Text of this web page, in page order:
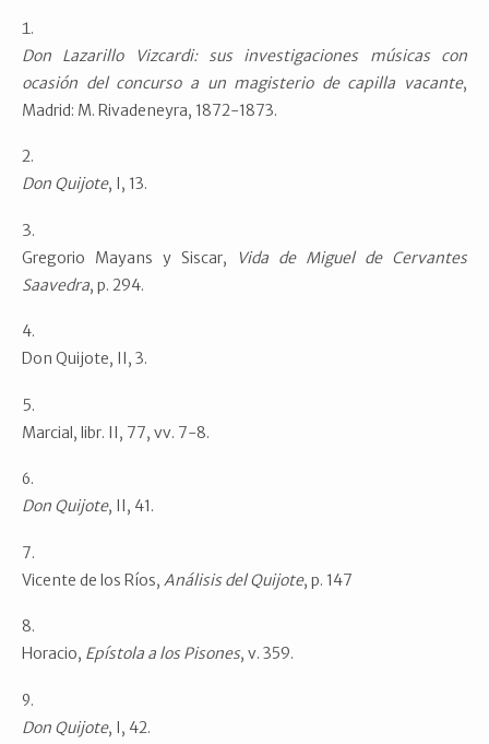
Don Lazarillo Vizcardi: sus investigaciones músicas con
ocasión del concurso a un magisterio de capilla vacante,
Madrid: M. Rivadeneyra, 1872-1873.
Don Quijote, I, 13.
Gregorio Mayans y Siscar,
Vida de Miguel de Cervantes
Saavedra, p. 294.
Don Quijote, II, 3.
Marcial, libr. II, 77, vv. 7-8.
Don Quijote, II, 41.
Vicente de los Ríos, Análisis del Quijote, p. 147
Horacio, Epístola a los Pisones, v. 359.
Don Quijote, I, 42.